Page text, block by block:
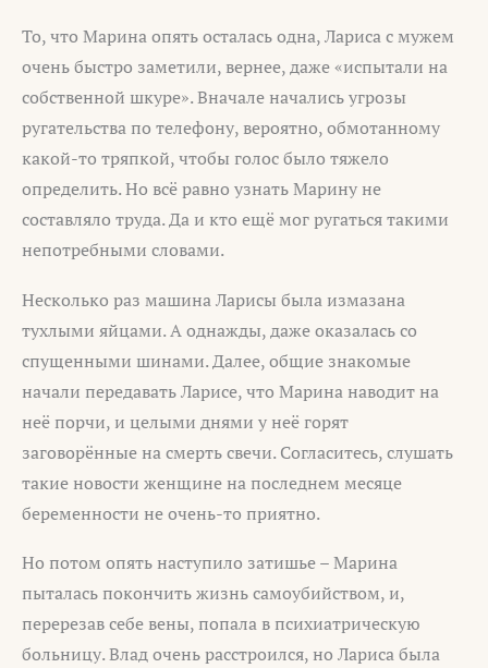
То, что Марина опять осталась одна, Лариса с мужем
очень быстро заметили, вернее, даже «испытали на
собственной шкуре». Вначале начались угрозы
ругательства по телефону, вероятно, обмотанному
какой-то тряпкой, чтобы голос было тяжело
определить. Но всё равно узнать Марину не
составляло труда. Да и кто ещё мог ругаться такими
непотребными словами.
Несколько раз машина Ларисы была измазана
тухлыми яйцами. А однажды, даже оказалась со
спущенными шинами. Далее, общие знакомые
начали передавать Ларисе, что Марина наводит на
неё порчи, и целыми днями у неё горят
заговорённые на смерть свечи. Согласитесь, слушать
такие новости женщине на последнем месяце
беременности не очень-то приятно.
Но потом опять наступило затишье – Марина
пыталась покончить жизнь самоубийством, и,
перерезав себе вены, попала в психиатрическую
больницу. Влад очень расстроился, но Лариса была